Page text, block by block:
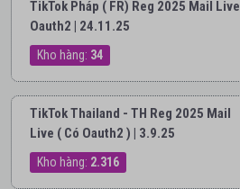
TikTok Pháp ( FR) Reg 2025 Mail Live
Oauth2 | 24.11.25
Kho hàng: 34
TikTok Thailand - TH Reg 2025 Mail
Live ( Có Oauth2 ) | 3.9.25
Kho hàng: 2.316